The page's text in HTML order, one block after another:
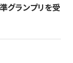
グランプリを受